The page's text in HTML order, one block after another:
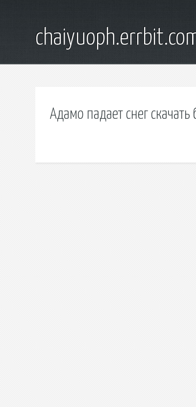
Адамо падает снег скачать